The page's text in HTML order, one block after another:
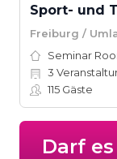
Sport- und
Freiburg /
Seminar
3
115 Gäste
Darf